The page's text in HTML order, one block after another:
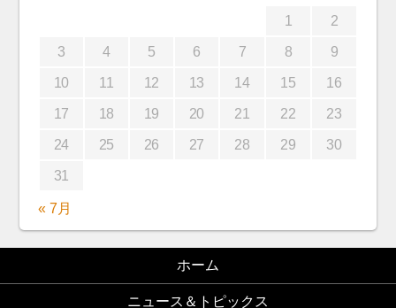
1 2
3 4 5 6 7 8 9
10 11 12 13 14 15 16
17 18 19 20 21 22 23
24 25 26 27 28 29 30
31
« 7月
ホーム
ニュース＆トピックス